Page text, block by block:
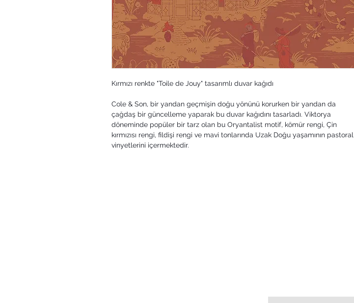
Kırmızı renkte "Toile de Jouy" tasarımlı duvar kağıdı
Cole & Son, bir yandan geçmişin doğu yönünü korurken bir yandan da
çağdaş bir güncelleme yaparak bu duvar kağıdını tasarladı. Viktorya
döneminde popüler bir tarz olan bu Oryantalist motif, kömür rengi, Çin
kırmızısı rengi, fildişi rengi ve mavi tonlarında Uzak Doğu yaşamının pastoral
vinyetlerini içermektedir.